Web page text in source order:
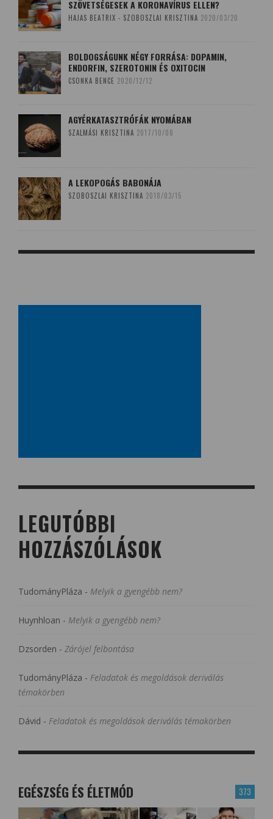
SZÖVETSÉGESEK A KORONAVÍRUS ELLEN?
HAJAS BEATRIX - SZOBOSZLAI KRISZTINA 2020/03/20
BOLDOGSÁGUNK NÉGY FORRÁSA: DOPAMIN,
ENDORFIN, SZEROTONIN ÉS OXITOCIN
CSONKA BENCE 2020/12/12
AGYÉRKATASZTRÓFÁK NYOMÁBAN
SZALMÁSI KRISZTINA 2017/10/08
A LEKOPOGÁS BABONÁJA
SZOBOSZLAI KRISZTINA 2018/03/15
LEGUTÓBBI
HOZZÁSZÓLÁSOK
TudományPláza - Melyik a gyengébb nem?
Huynhloan - Melyik a gyengébb nem?
Dzsorden - Zárójel felbontása
TudományPláza - Feladatok és megoldások deriválás
témakörben
Dávid - Feladatok és megoldások deriválás témakörben
373
EGÉSZSÉG ÉS ÉLETMÓD